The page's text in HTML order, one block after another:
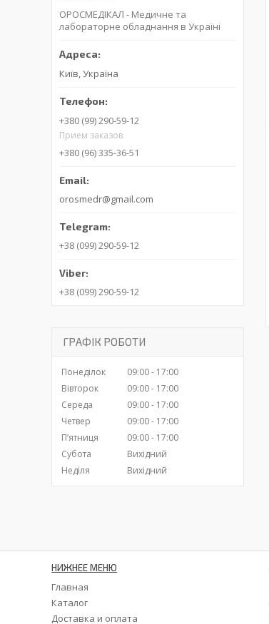
ОРОСМЕДІКАЛ - Медичне та
лабораторне обладнання в Україні
Київ, Україна
+380 (99) 290-59-12
Прием заказов
+380 (96) 335-36-51
orosmedr@gmail.com
+38 (099) 290-59-12
+38 (099) 290-59-12
ГРАФІК РОБОТИ
Понеділок 09:00
17:00
Вівторок
09:00
17:00
Середа
09:00
17:00
Четвер
09:00
17:00
Пʼятниця
09:00
17:00
Субота
Вихідний
Неділя
Вихідний
НИЖНЕЕ МЕНЮ
Главная
Каталог
Доставка и оплата